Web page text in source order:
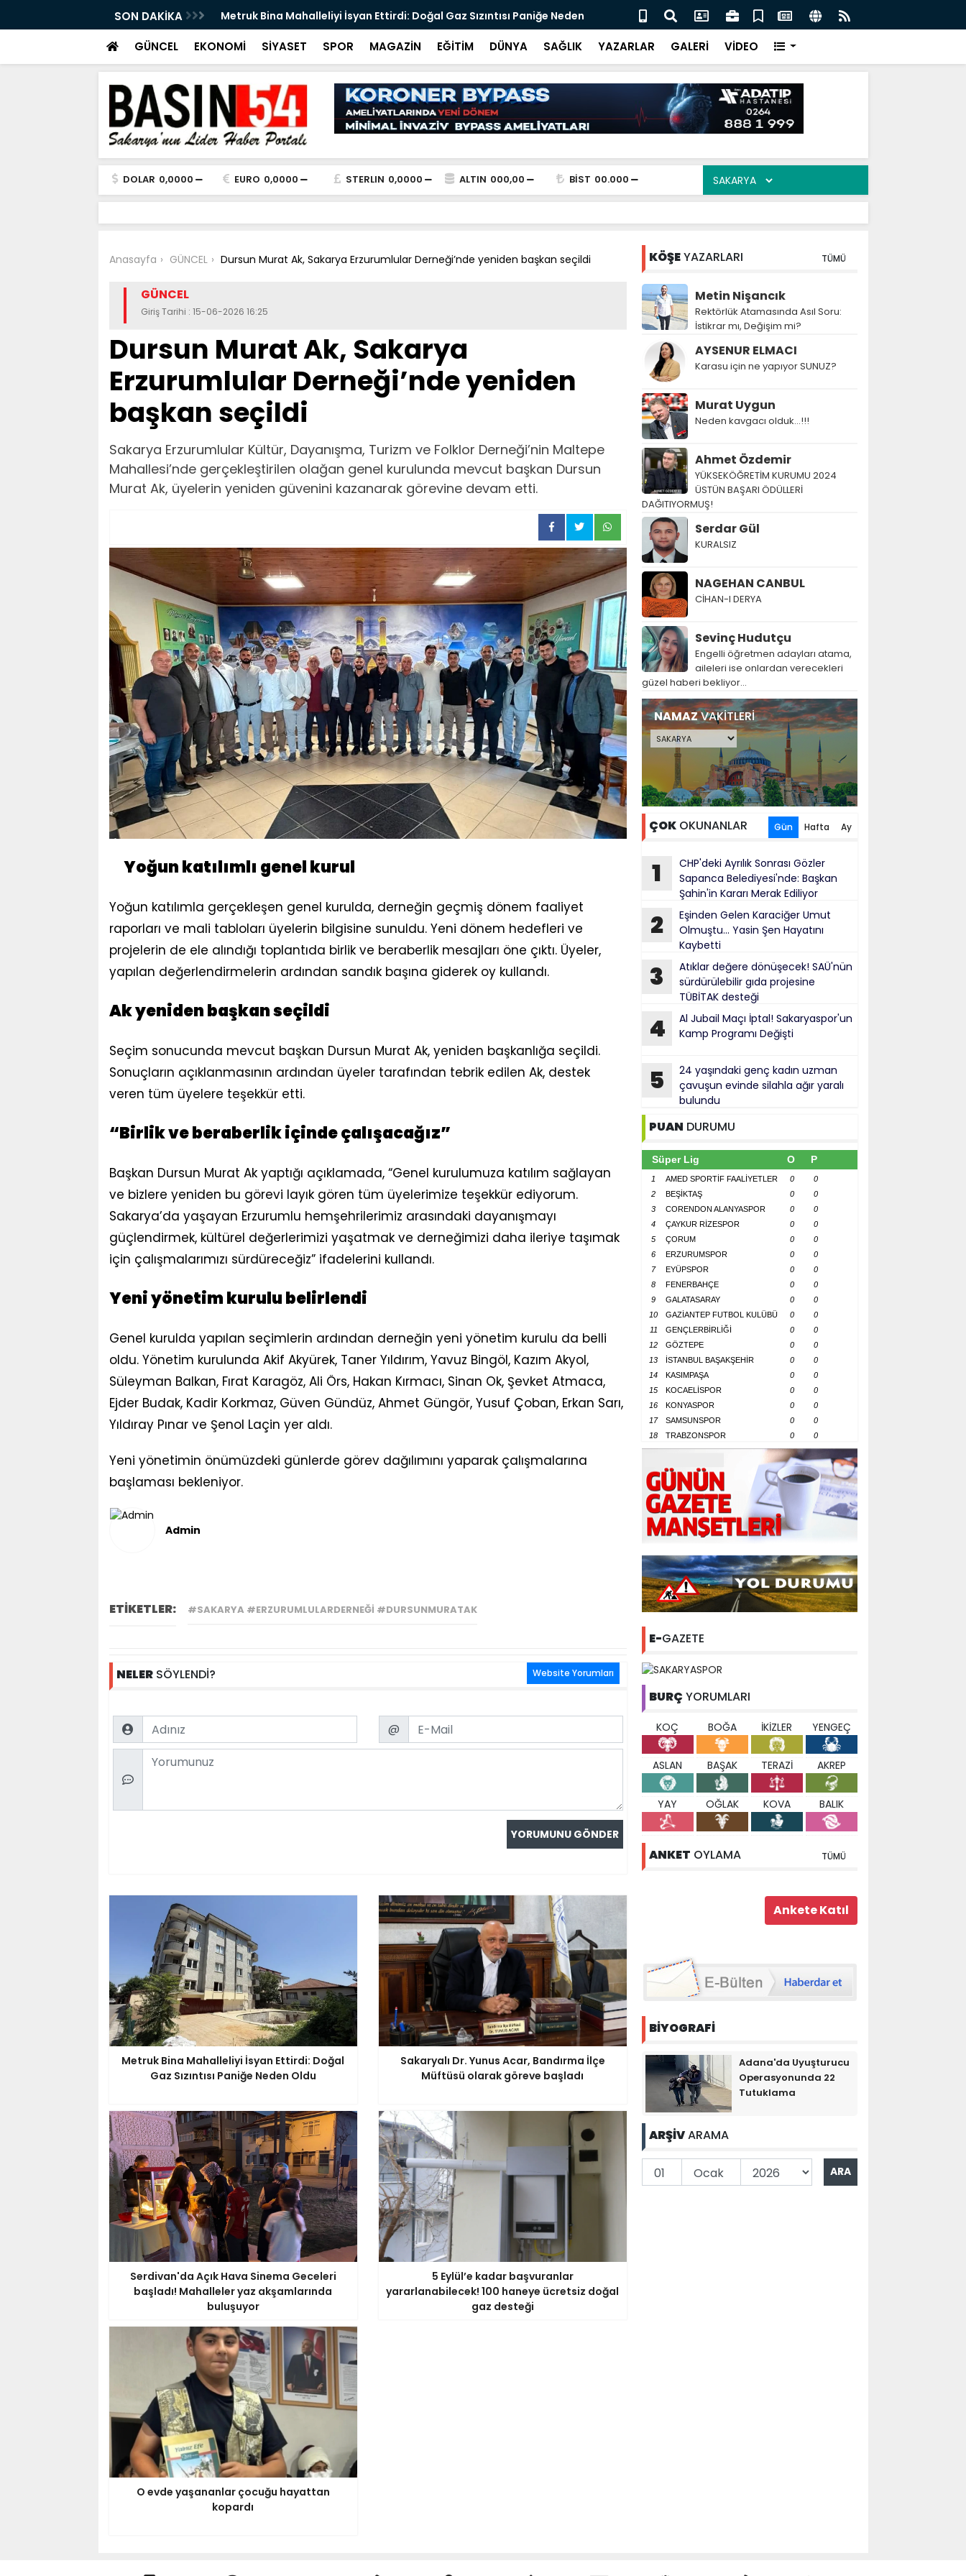
SON DAKİKA
Doğal Gaz Sızıntısı Paniğe Neden Sakaryalı Dr. Yunus Acar, Bandırma İlçe Müftüsü olarak göreve
başladı
Merkez Bankası'nın toplam rezervleri 164,4 milyar dolara yükseldi
GÜNCEL EKONOMİ SİYASET SPOR MAGAZİN EĞİTİM DÜNYA SAĞLIK YAZARLAR GALERİ VİDEO
DOLAR 0,0000 EURO 0,0000 STERLIN 0,0000 ALTIN 000,00 BİST 00.000
Anasayfa GÜNCEL Dursun Murat Ak, Sakarya Erzurumlular Derneği’nde yeniden başkan seçildi
GÜNCEL
Giriş Tarihi : 15-06-2026 16:25
Dursun Murat Ak, Sakarya
Erzurumlular Derneği’nde yeniden
başkan seçildi
Sakarya Erzurumlular Kültür, Dayanışma, Turizm ve Folklor Derneği’nin Maltepe
Mahallesi’nde gerçekleştirilen olağan genel kurulunda mevcut başkan Dursun
Murat Ak, üyelerin yeniden güvenini kazanarak görevine devam etti.
Yoğun katılımlı genel kurul
Yoğun katılımla gerçekleşen genel kurulda, derneğin geçmiş dönem faaliyet
raporları ve mali tabloları üyelerin bilgisine sunuldu. Yeni dönem hedefleri ve
projelerin de ele alındığı toplantıda birlik ve beraberlik mesajları öne çıktı. Üyeler,
yapılan değerlendirmelerin ardından sandık başına giderek oy kullandı.
Ak yeniden başkan seçildi
Seçim sonucunda mevcut başkan Dursun Murat Ak, yeniden başkanlığa seçildi.
Sonuçların açıklanmasının ardından üyeler tarafından tebrik edilen Ak, destek
veren tüm üyelere teşekkür etti.
“Birlik ve beraberlik içinde çalışacağız”
Başkan Dursun Murat Ak yaptığı açıklamada, “Genel kurulumuza katılım sağlayan
ve bizlere yeniden bu görevi layık gören tüm üyelerimize teşekkür ediyorum.
Sakarya’da yaşayan Erzurumlu hemşehrilerimiz arasındaki dayanışmayı
güçlendirmek, kültürel değerlerimizi yaşatmak ve derneğimizi daha ileriye taşımak
için çalışmalarımızı sürdüreceğiz” ifadelerini kullandı.
Yeni yönetim kurulu belirlendi
Genel kurulda yapılan seçimlerin ardından derneğin yeni yönetim kurulu da belli
oldu. Yönetim kurulunda Akif Akyürek, Taner Yıldırım, Yavuz Bingöl, Kazım Akyol,
Süleyman Balkan, Fırat Karagöz, Ali Örs, Hakan Kırmacı, Sinan Ok, Şevket Atmaca,
Ejder Budak, Kadir Korkmaz, Güven Gündüz, Ahmet Güngör, Yusuf Çoban, Erkan Sarı,
Yıldıray Pınar ve Şenol Laçin yer aldı.
Yeni yönetimin önümüzdeki günlerde görev dağılımını yaparak çalışmalarına
başlaması bekleniyor.
Admin
ETİKETLER: #SAKARYA #ERZURUMLULARDERNEĞI #DURSUNMURATAK
NELERSÖYLENDİ? Website Yorumları
Name Email
@
Comment
Metruk Bina Mahalleliyi İsyan Ettirdi: Doğal
Gaz Sızıntısı Paniğe Neden Oldu
Sakaryalı Dr. Yunus Acar, Bandırma İlçe
Müftüsü olarak göreve başladı
Serdivan'da Açık Hava Sinema Geceleri
başladı! Mahalleler yaz akşamlarında
buluşuyor
5 Eylül’e kadar başvuranlar
yararlanabilecek! 100 haneye ücretsiz doğal
gaz desteği
O evde yaşananlar çocuğu hayattan
kopardı
KÖŞEYAZARLARI TÜMÜ
Metin Nişancık
Rektörlük Atamasında Asıl Soru:
İstikrar mı, Değişim mi?
AYSENUR ELMACI
Karasu için ne yapıyor SUNUZ?
Murat Uygun
Neden kavgacı olduk…!!!
Ahmet Özdemir
YÜKSEKÖĞRETİM KURUMU 2024
ÜSTÜN BAŞARI ÖDÜLLERİ
DAĞITIYORMUŞ!
Serdar Gül
KURALSIZ
NAGEHAN CANBUL
CİHAN-I DERYA
Sevinç Hudutçu
Engelli öğretmen adayları atama,
aileleri ise onlardan verecekleri
güzel haberi bekliyor...
NAMAZVAKİTLERİ
ÇOKOKUNANLAR Gün Hafta Ay
1
CHP'deki Ayrılık Sonrası Gözler
Sapanca Belediyesi'nde: Başkan
Şahin'in Kararı Merak Ediliyor
2
Eşinden Gelen Karaciğer Umut
Olmuştu... Yasin Şen Hayatını
Kaybetti
3
Atıklar değere dönüşecek! SAÜ'nün
sürdürülebilir gıda projesine
TÜBİTAK desteği
4
Al Jubail Maçı İptal! Sakaryaspor'un
Kamp Programı Değişti
5
24 yaşındaki genç kadın uzman
çavuşun evinde silahla ağır yaralı
bulundu
PUAN DURUMU
Süper Lig O P
1 AMED SPORTİF FAALİYETLER 0
0
2
BEŞİKTAŞ 0
0
3
CORENDON ALANYASPOR 0
0
4
ÇAYKUR RİZESPOR 0
0
5
ÇORUM 0
0
6
ERZURUMSPOR 0
0
7
EYÜPSPOR 0
0
8
FENERBAHÇE 0
0
9
GALATASARAY 0
0
10
GAZİANTEP FUTBOL KULÜBÜ 0
0
11
GENÇLERBİRLİĞİ 0
0
12
GÖZTEPE 0
0
13
İSTANBUL BAŞAKŞEHİR 0
0
14
KASIMPAŞA 0
0
15
KOCAELİSPOR 0
0
16
KONYASPOR 0
0
17
SAMSUNSPOR 0
0
18
TRABZONSPOR 0 0
E-GAZETE
BURÇ YORUMLARI
KOÇ BOĞA İKİZLER YENGEÇ
ASLAN BAŞAK TERAZİ AKREP
YAY OĞLAK KOVA BALIK
ANKET OYLAMA TÜMÜ
BİYOGRAFİ
Adana'da Uyuşturucu
Operasyonunda 22
Tutuklama
ARŞİVARAMA